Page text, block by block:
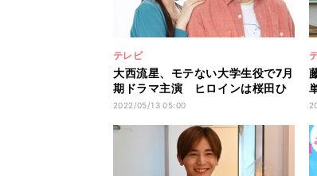
テレビ
大西流星、モテない大学生役で7月
期ドラマ主演 ヒロインは桜田ひ
より
2022/05/13 05:00